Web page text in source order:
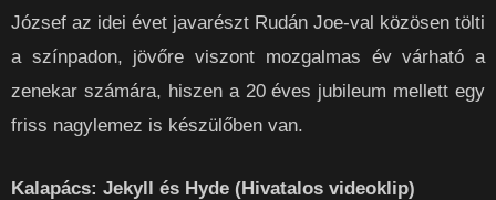
József az idei évet javarészt Rudán Joe-val közösen tölti
a színpadon, jövőre viszont mozgalmas év várható a
zenekar számára, hiszen a 20 éves jubileum mellett egy
friss nagylemez is készülőben van.
Kalapács: Jekyll és Hyde (Hivatalos videoklip)